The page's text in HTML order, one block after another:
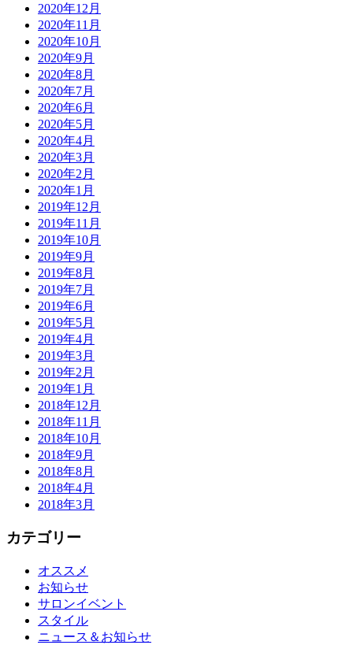
2020年12月
2020年11月
2020年10月
2020年9月
2020年8月
2020年7月
2020年6月
2020年5月
2020年4月
2020年3月
2020年2月
2020年1月
2019年12月
2019年11月
2019年10月
2019年9月
2019年8月
2019年7月
2019年6月
2019年5月
2019年4月
2019年3月
2019年2月
2019年1月
2018年12月
2018年11月
2018年10月
2018年9月
2018年8月
2018年4月
2018年3月
カテゴリー
オススメ
お知らせ
サロンイベント
スタイル
ニュース＆お知らせ